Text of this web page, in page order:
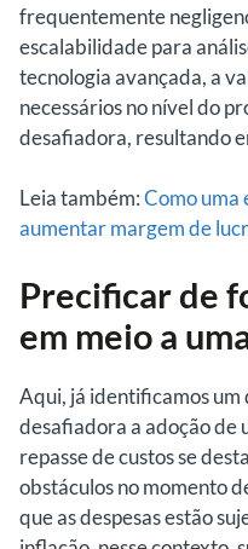
frequentemente
escalabilidade para
tecnologia avançada, a
necessários no nível do
desafiadora, resultando
Leia também:Como uma
aumentar margem de
Precificar de
em meio a
Aqui, já identificamos
desafiadora a adoção de
repasse de custos se
obstáculos no momento
que as despesas estão